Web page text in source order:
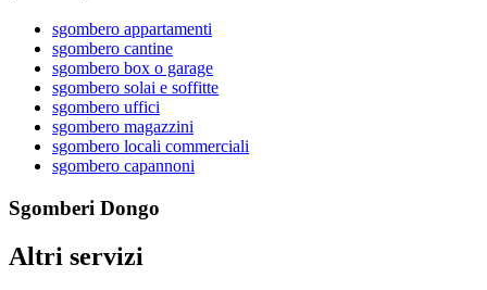
sgombero appartamenti
sgombero cantine
sgombero box o garage
sgombero solai e soffitte
sgombero uffici
sgombero magazzini
sgombero locali commerciali
sgombero capannoni
Sgomberi Dongo
Altri servizi